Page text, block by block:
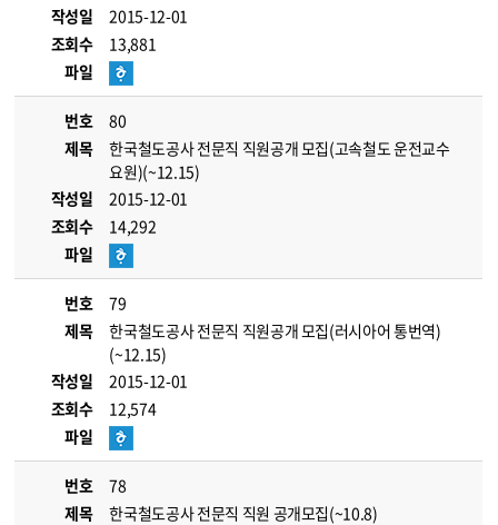
작성일
2015-12-01
조회수
13,881
파일
번호
80
제목
한국철도공사 전문직 직원공개 모집(고속철도 운전교수
요원)(~12.15)
작성일
2015-12-01
조회수
14,292
파일
번호
79
제목
한국철도공사 전문직 직원공개 모집(러시아어 통번역)
(~12.15)
작성일
2015-12-01
조회수
12,574
파일
번호
78
제목
한국철도공사 전문직 직원 공개모집(~10.8)